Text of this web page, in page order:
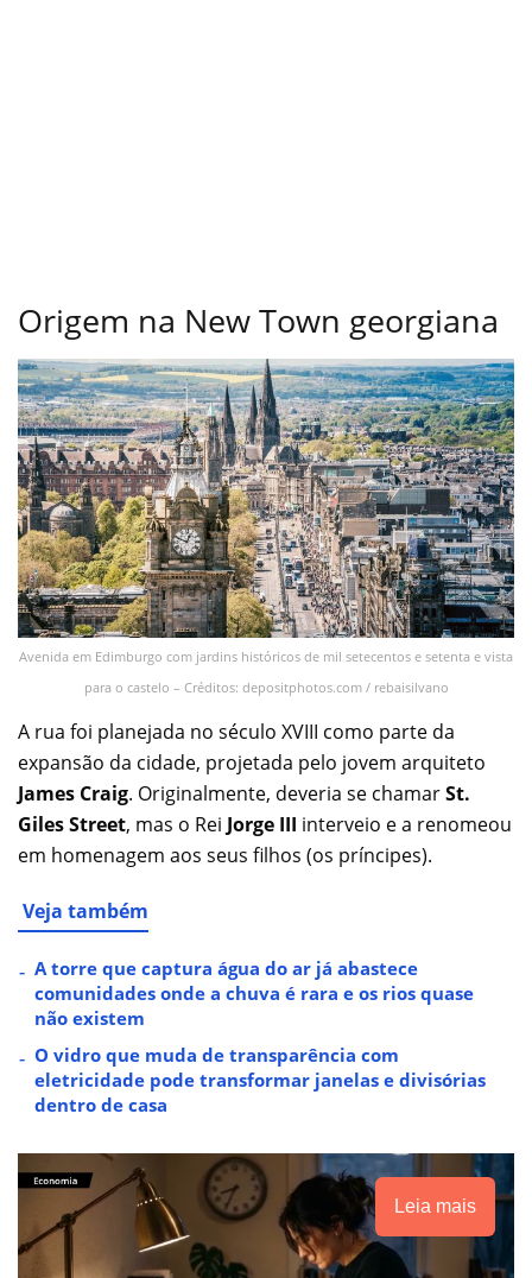
Origem na New Town georgiana
Avenida em Edimburgo com jardins históricos de mil setecentos e setenta e vista
para o castelo – Créditos: depositphotos.com / rebaisilvano
A rua foi planejada no século XVIII como parte da
expansão da cidade, projetada pelo jovem arquiteto
James Craig. Originalmente, deveria se chamarSt.
Giles Street, mas o Rei Jorge III interveio e a renomeou
em homenagem aos seus filhos (os príncipes).
Veja também
A torre que captura água do ar já abastece
comunidades onde a chuva é rara e os rios quase
não existem
O vidro que muda de transparência com
eletricidade pode transformar janelas e divisórias
dentro de casa
Leia mais